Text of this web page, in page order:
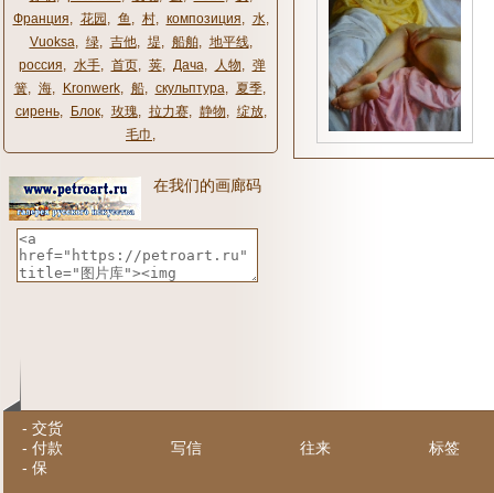
Франция, 花园 , 鱼 , 村, композиция, 水,
Vuoksa, 绿, 吉他, 堤, 船舶, 地平线,
россия, 水手, 首页, 荚, Дача, 人物, 弹
簧, 海, Kronwerk, 船, скульптура, 夏季,
сирень, Блок, 玫瑰, 拉力赛, 静物, 绽放,
毛巾 ,
在我们的画廊码
- 交货
- 付款
- 保
写信 往来 标签